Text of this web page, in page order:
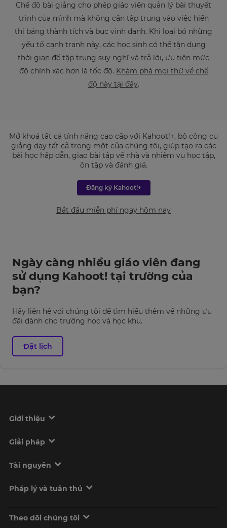
Chế độ bài giảng cho phép giáo viên quản lý bài thuyết
trình của mình mà không cần tập trung vào việc hiển
thị bảng thành tích và bục vinh danh. Khi loại bỏ những
yếu tố cạnh tranh này, các học sinh có thể tận dụng
thời gian để tập trung suy nghĩ và trả lời, ưu tiên mức
độ chính xác hơn là tốc độ. Khám phá mọi thứ về chế
độ này tại đây.
Mở khoá tất cả tính năng cao cấp với Kahoot!+, bộ công cụ
giảng dạy tất cả trong một của chúng tôi, giúp tạo ra các
bài học hấp dẫn, giao bài tập về nhà và nhiệm vụ học tập,
ôn tập và đánh giá.
Đăng ký Kahoot!+
Bắt đầu miễn phí ngay hôm nay
Ngày càng nhiều giáo viên đang
sử dụng Kahoot! tại trường của
bạn?
Hãy liên hệ với chúng tôi để tìm hiểu thêm về những ưu
đãi dành cho trường học và học khu.
Đặt lịch
Giới thiệu
Giải pháp
Tài nguyên
Pháp lý và tuân thủ
Theo dõi chúng tôi